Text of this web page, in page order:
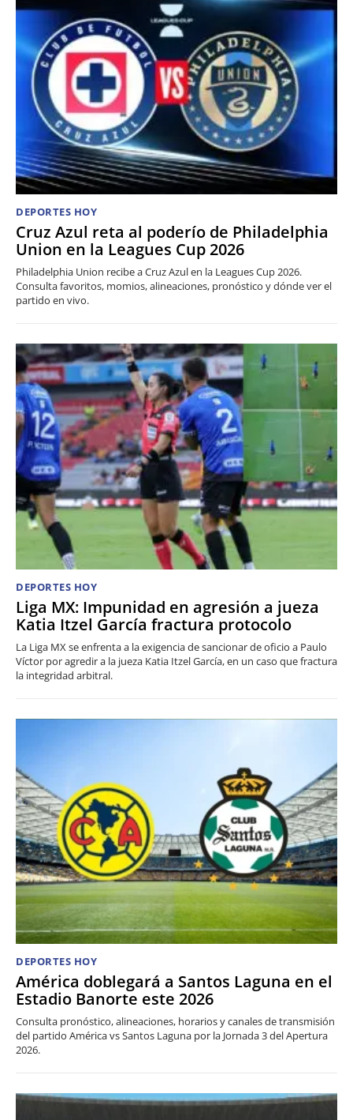
DEPORTES HOY
Cruz Azul reta al poderío de Philadelphia
Union en la Leagues Cup 2026
Philadelphia Union recibe a Cruz Azul en la Leagues Cup 2026.
Consulta favoritos, momios, alineaciones, pronóstico y dónde ver el
partido en vivo.
DEPORTES HOY
Liga MX: Impunidad en agresión a jueza
Katia Itzel García fractura protocolo
La Liga MX se enfrenta a la exigencia de sancionar de oficio a Paulo
Víctor por agredir a la jueza Katia Itzel García, en un caso que fractura
la integridad arbitral.
DEPORTES HOY
América doblegará a Santos Laguna en el
Estadio Banorte este 2026
Consulta pronóstico, alineaciones, horarios y canales de transmisión
del partido América vs Santos Laguna por la Jornada 3 del Apertura
2026.